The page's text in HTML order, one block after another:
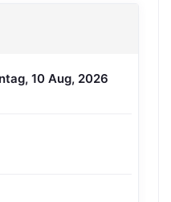
10 Aug, 2026